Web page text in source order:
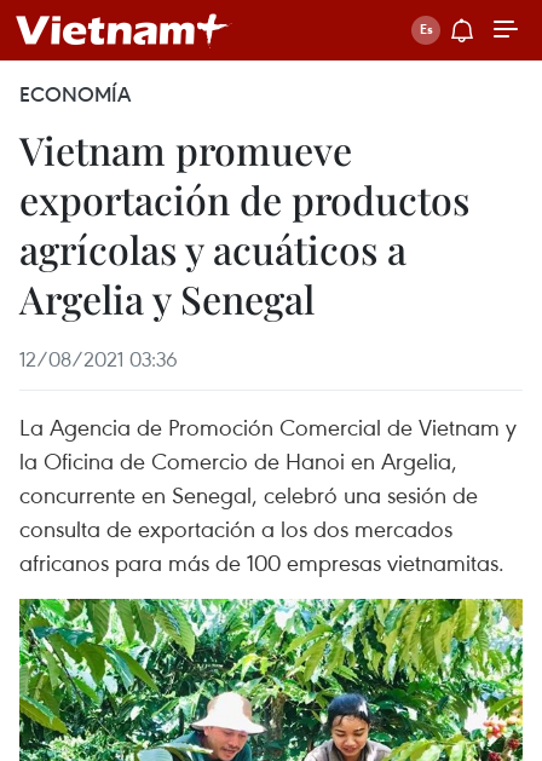
ECONOMÍA
Vietnam promueve
exportación de productos
agrícolas y acuáticos a
Argelia y Senegal
12/08/2021 03:36
La Agencia de Promoción Comercial de Vietnam y
la Oficina de Comercio de Hanoi en Argelia,
concurrente en Senegal, celebró una sesión de
consulta de exportación a los dos mercados
africanos para más de 100 empresas vietnamitas.